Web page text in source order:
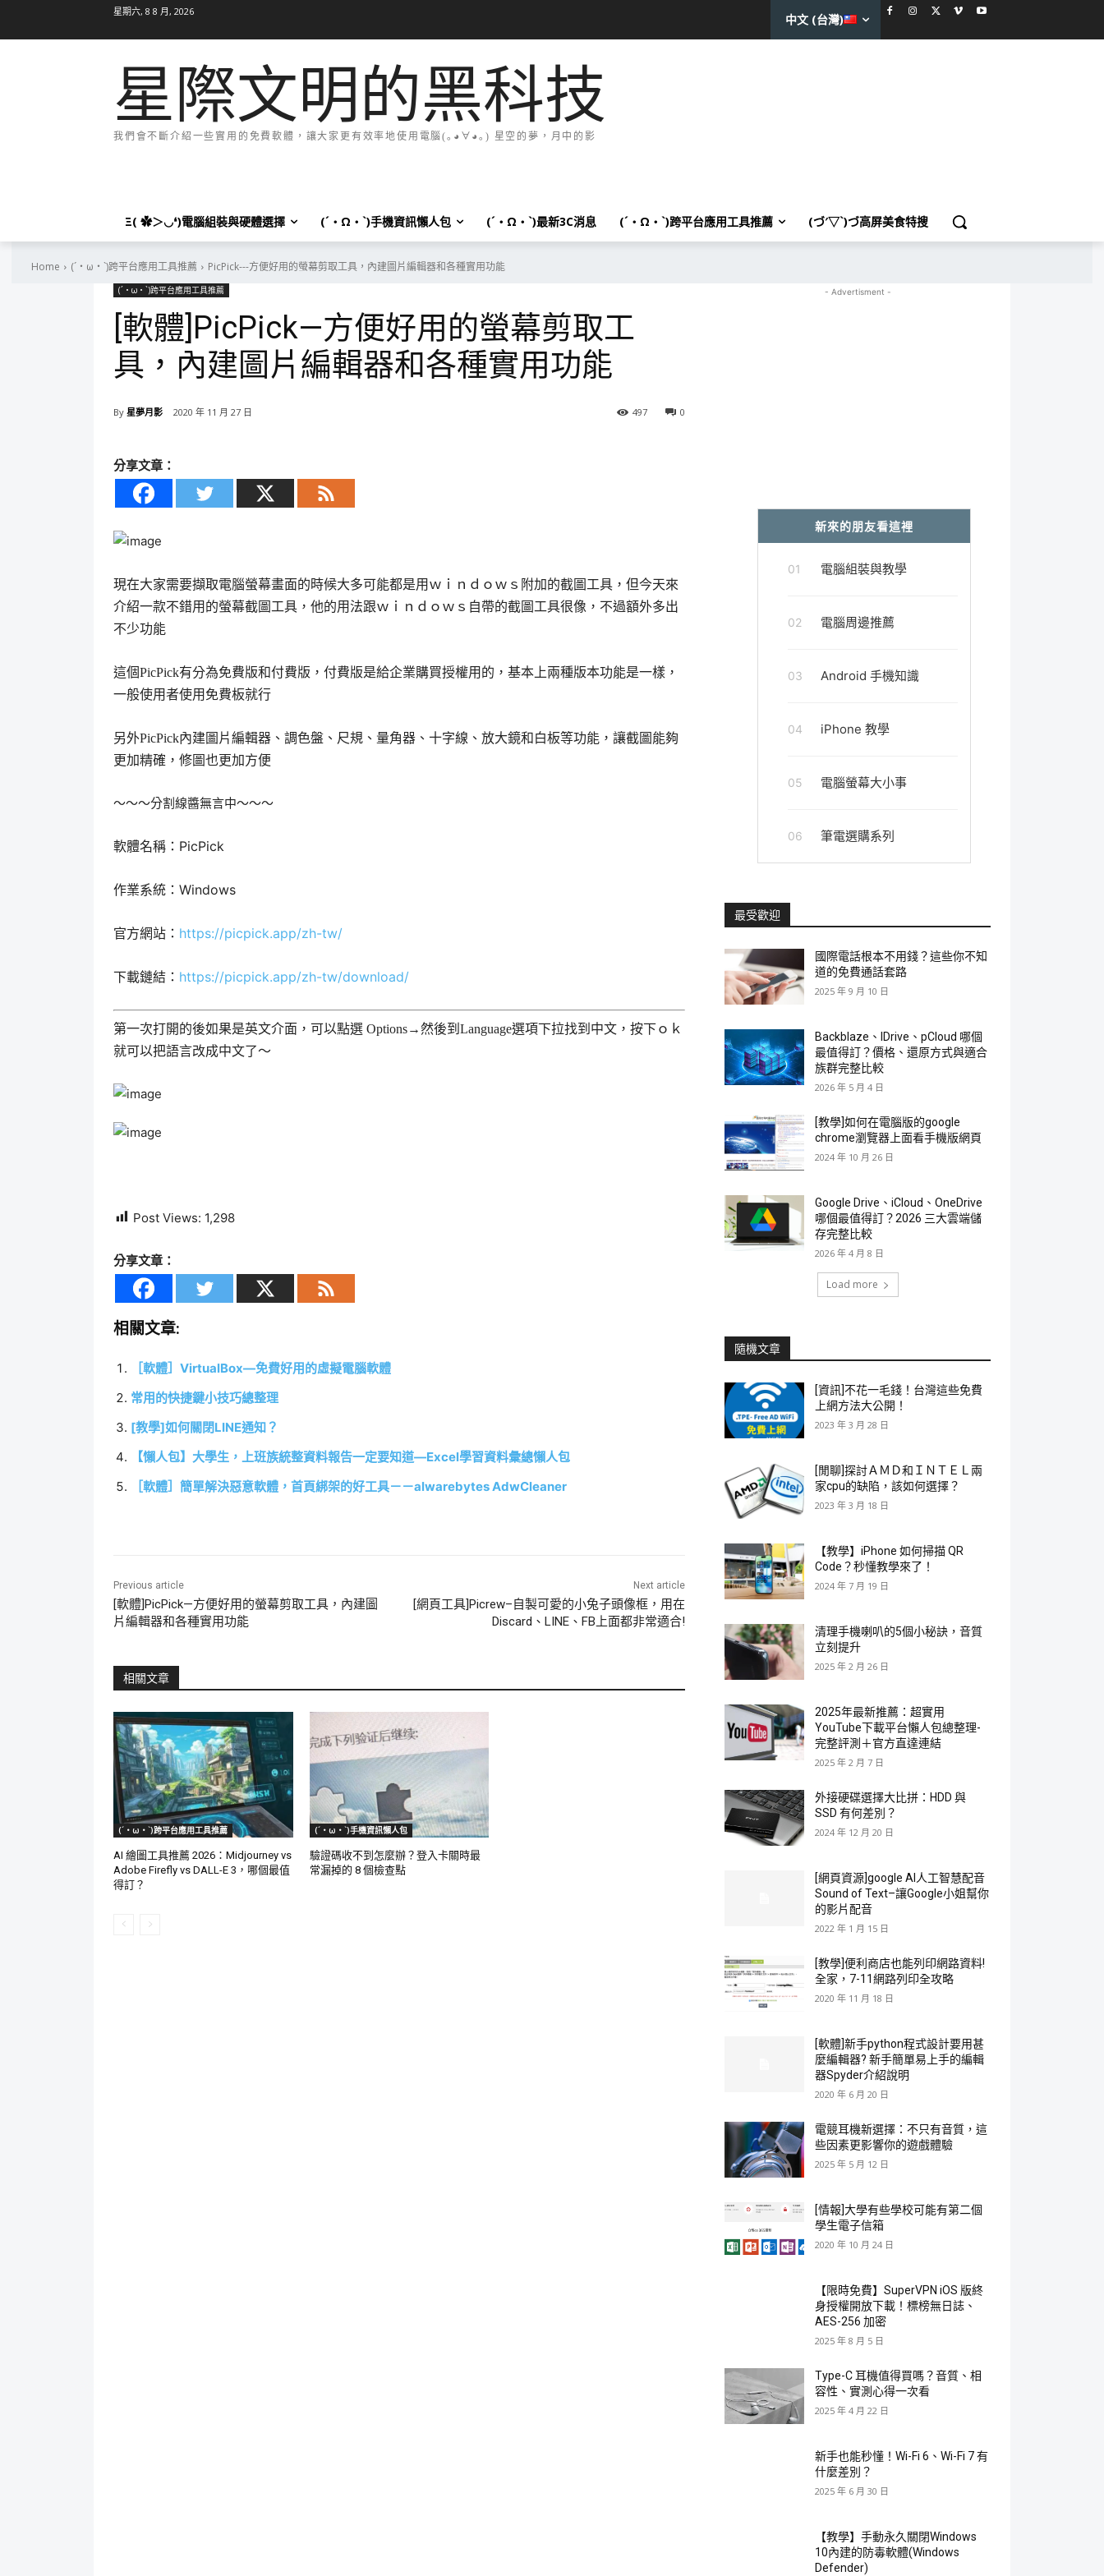
星期六, 8 8 月, 2026
中文 (台灣)
星際文明的黑科技
我們會不斷介紹一些實用的免費軟體，讓大家更有效率地使用電腦(｡◕∀◕｡) 星空的夢，月中的影
Ξ( ✿＞◡❛)電腦組裝與硬體選擇 (´・Ω・`)手機資訊懶人包 (´・Ω・`)最新3C消息 (´・Ω・`)跨平台應用工具推薦 (づ′▽`)づ高屏美食特搜
Home (´・ω・`)跨平台應用工具推薦 PicPick---方便好用的螢幕剪取工具，內建圖片編輯器和各種實用功能
(´・ω・`)跨平台應用工具推薦
[軟體]PicPick—方便好用的螢幕剪取工
具，內建圖片編輯器和各種實用功能
By 星夢月影 2020 年 11 月 27 日 0
497
分享文章：
現在大家需要擷取電腦螢幕畫面的時候大多可能都是用ｗｉｎｄｏｗｓ附加的截圖工具，但今天來
介紹一款不錯用的螢幕截圖工具，他的用法跟ｗｉｎｄｏｗｓ自帶的截圖工具很像，不過額外多出
不少功能
這個PicPick有分為免費版和付費版，付費版是給企業購買授權用的，基本上兩種版本功能是一樣，
一般使用者使用免費板就行
另外PicPick內建圖片編輯器、調色盤、尺規、量角器、十字線、放大鏡和白板等功能，讓截圖能夠
更加精確，修圖也更加方便
～～～分割線醬無言中～～～
軟體名稱：PicPick
作業系統：Windows
官方網站： https://picpick.app/zh-tw/
下載鏈結： https://picpick.app/zh-tw/download/
第一次打開的後如果是英文介面，可以點選 Options→然後到Language選項下拉找到中文，按下ｏｋ
就可以把語言改成中文了～
Post Views: 1,298
分享文章：
相關文章:
［軟體］VirtualBox—免費好用的虛擬電腦軟體
常用的快捷鍵小技巧總整理
[教學]如何關閉LINE通知？
【懶人包】大學生，上班族統整資料報告一定要知道—Excel學習資料彙總懶人包
［軟體］簡單解決惡意軟體，首頁綁架的好工具－－alwarebytes AdwCleaner
Previous article
[軟體]PicPick—方便好用的螢幕剪取工具，內建圖
片編輯器和各種實用功能
Next article
[網頁工具]Picrew–自製可愛的小兔子頭像框，用在
Discard、LINE、FB上面都非常適合!
相關文章
(´・ω・`)跨平台應用工具推薦
AI 繪圖工具推薦 2026：Midjourney vs
Adobe Firefly vs DALL-E 3，哪個最值
得訂？
(´・ω・`)手機資訊懶人包
驗證碼收不到怎麼辦？登入卡關時最
常漏掉的 8 個檢查點
- Advertisment -
新來的朋友看這裡
01 電腦組裝與教學
02 電腦周邊推薦
03 Android 手機知識
04 iPhone 教學
05 電腦螢幕大小事
06 筆電選購系列
最受歡迎
國際電話根本不用錢？這些你不知
道的免費通話套路
2025 年 9 月 10 日
Backblaze、IDrive、pCloud 哪個
最值得訂？價格、還原方式與適合
族群完整比較
2026 年 5 月 4 日
[教學]如何在電腦版的google
chrome瀏覽器上面看手機版網頁
2024 年 10 月 26 日
Google Drive、iCloud、OneDrive
哪個最值得訂？2026 三大雲端儲
存完整比較
2026 年 4 月 8 日
Load more
隨機文章
[資訊]不花一毛錢！台灣這些免費
上網方法大公開！
2023 年 3 月 28 日
[閒聊]探討ＡＭＤ和ＩＮＴＥＬ兩
家cpu的缺陷，該如何選擇？
2023 年 3 月 18 日
【教學】iPhone 如何掃描 QR
Code？秒懂教學來了！
2024 年 7 月 19 日
清理手機喇叭的5個小秘訣，音質
立刻提升
2025 年 2 月 26 日
2025年最新推薦：超實用
YouTube下載平台懶人包總整理-
完整評測＋官方直達連結
2025 年 2 月 7 日
外接硬碟選擇大比拼：HDD 與
SSD 有何差別？
2024 年 12 月 20 日
[網頁資源]google AI人工智慧配音
Sound of Text–讓Google小姐幫你
的影片配音
2022 年 1 月 15 日
[教學]便利商店也能列印網路資料!
全家，7-11網路列印全攻略
2020 年 11 月 18 日
[軟體]新手python程式設計要用甚
麼編輯器? 新手簡單易上手的編輯
器Spyder介紹說明
2020 年 6 月 20 日
電競耳機新選擇：不只有音質，這
些因素更影響你的遊戲體驗
2025 年 5 月 12 日
[情報]大學有些學校可能有第二個
學生電子信箱
2020 年 10 月 24 日
【限時免費】SuperVPN iOS 版終
身授權開放下載！標榜無日誌、
AES-256 加密
2025 年 8 月 5 日
Type-C 耳機值得買嗎？音質、相
容性、實測心得一次看
2025 年 4 月 22 日
新手也能秒懂！Wi-Fi 6、Wi-Fi 7 有
什麼差別？
2025 年 6 月 30 日
【教學】手動永久關閉Windows
10內建的防毒軟體(Windows
Defender)